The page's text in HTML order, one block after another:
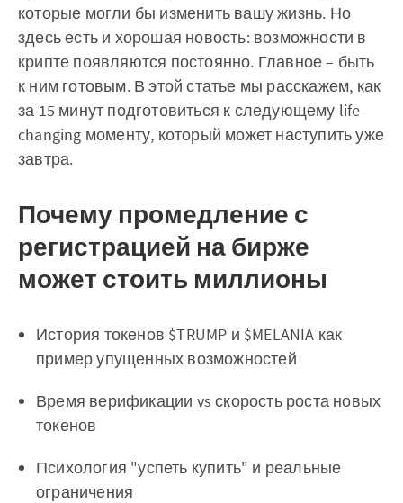
которые могли бы изменить вашу жизнь. Но
здесь есть и хорошая новость: возможности в
крипте появляются постоянно. Главное – быть
к ним готовым. В этой статье мы расскажем, как
за 15 минут подготовиться к следующему life-
changing моменту, который может наступить уже
завтра.
Почему промедление с
регистрацией на бирже
может стоить миллионы
История токенов $TRUMP и $MELANIA как
пример упущенных возможностей
Время верификации vs скорость роста новых
токенов
Психология "успеть купить" и реальные
ограничения